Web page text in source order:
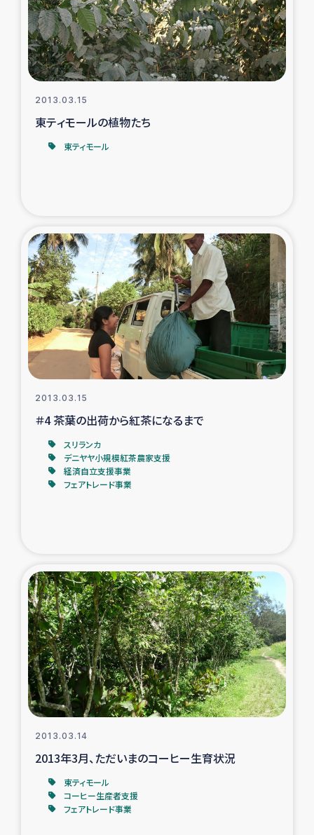
スリランカの南北女性をつなぐサリー・リサイクル・プロ
ジェクト
復興支援事業
女性グループPIFWANITAによる食品加工事業
国内避難民への物資配付および教育支援
ミャンマー緊急支援
タイ国境ミャンマー移民子ども支援
漁民によるマングローブ植林活動
レバノンでのシリア難民への食糧・越冬支援
レバノンでのシリア難民への教育支援事業
神原ゼミxパルシック
石巻市街地在宅被災者支援
復興応援隊の活動
仮設住宅生活支援・農業復興支援
経済自立支援事業
2013.03.15
東ティモールの植物たち
東ティモール
2013.03.15
＃4 茶葉の出荷から紅茶になるまで
スリランカ
デニヤヤ小規模紅茶農家支援
経済自立支援事業
フェアトレード事業
2013.03.14
2013年3月、ただいまのコーヒー生育状況
東ティモール
コーヒー生産者支援
フェアトレード事業